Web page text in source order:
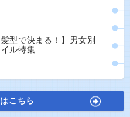
髪型で決まる！】男女別
ル特集
こちら